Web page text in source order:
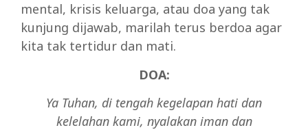
mental, krisis keluarga, atau doa yang tak
kunjung dijawab, marilah terus berdoa agar
kita tak tertidur dan mati.
DOA:
Ya Tuhan, di tengah kegelapan hati dan
kelelahan kami, nyalakan iman dan